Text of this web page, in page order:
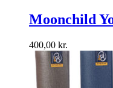
Moonchild
400,00 kr.